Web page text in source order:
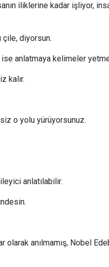
iliklerine kadar işliyor,
çile, diyorsun.
anlatmaya kelimeler
kalır.
o yolu yürüyorsunuz.
anlatılabilir.
olarak anılmamış, Nobel